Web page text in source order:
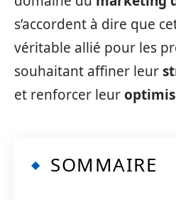
s’accordent à dire que
véritable allié pour les
souhaitant affiner leur
et renforcer leur
SOMMAIRE